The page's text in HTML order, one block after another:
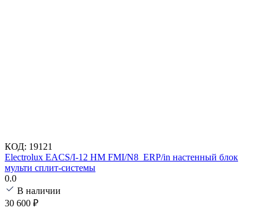
КОД: 19121
Electrolux EACS/I-12 HM FMI/N8_ERP/in настенный блок
мульти сплит-системы
0.0
В наличии
30 600 ₽